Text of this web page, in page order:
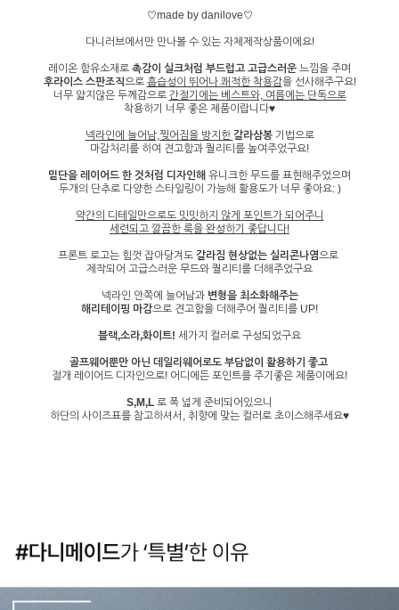
♡made by danilove♡
다니러브에서만 만나볼 수 있는 자체제작상품이에요!
레이온 함유소재로 촉감이 실크처럼 부드럽고 고급스러운 느낌을 주며
후라이스 스판조직으로 흡습성이 뛰어나 쾌적한 착용감을 선사해주구요!
너무 얇지않은 두께감으로 간절기에는 베스트와, 여름에는 단독으로
착용하기 너무 좋은 제품이랍니다♥
넥라인에 늘어남,찢어짐을 방지한 갈라삼봉기법으로
마감처리를 하여 견고함과 퀄리티를 높여주었구요!
밑단을 레이어드 한 것처럼 디자인해 유니크한 무드를 표현해주었으며
두개의 단추로 다양한 스타일링이 가능해 활용도가 너무 좋아요: )
약간의 디테일만으로도 밋밋하지 않게 포인트가 되어주니
세련되고 깔끔한 룩을 완성하기 좋답니다!
프론트 로고는 힘껏 잡아당겨도 갈라짐 현상없는 실리콘나염으로
제작되어 고급스러운 무드와 퀄리티를 더해주었구요
넥라인 안쪽에 늘어남과 변형을 최소화해주는
해리테이핑 마감으로 견고함을 더해주어 퀄리티를 UP!
블랙,소라,화이트! 세가지 컬러로 구성되었구요
골프웨어뿐만 아닌 데일리웨어로도 부담없이 활용하기 좋고
절개 레이어드 디자인으로! 어디에든 포인트를 주기좋은 제품이에요!
S,M,L 로 폭 넓게 준비되어있으니
하단의 사이즈표를 참고하셔서, 취향에 맞는 컬러로 초이스해주세요♥